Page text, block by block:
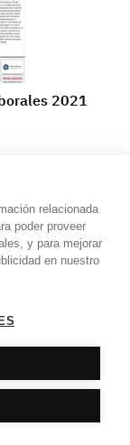
2021
2021
relacionada
poder proveer
y para mejorar
en nuestro